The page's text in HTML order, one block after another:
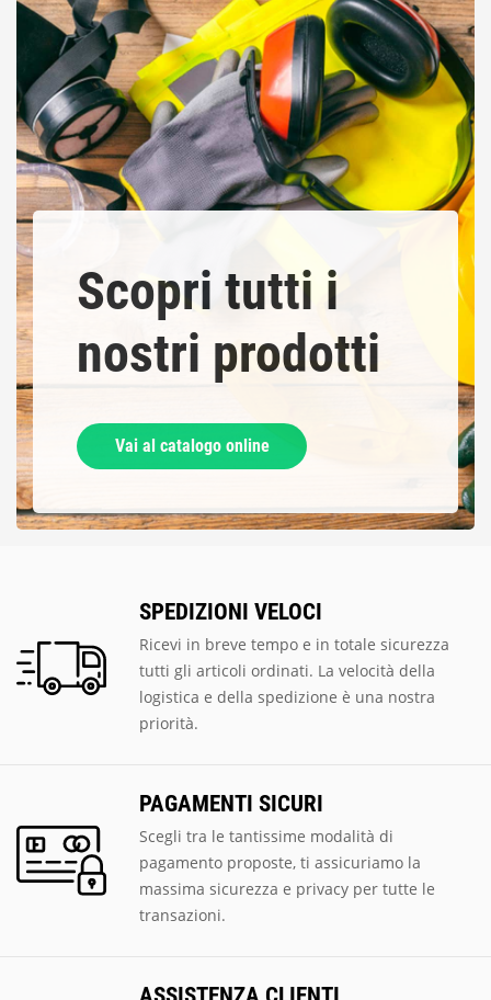
Scopri tutti i
nostri prodotti
Vai al catalogo online
SPEDIZIONI VELOCI
Ricevi in breve tempo e in totale sicurezza
tutti gli articoli ordinati. La velocità della
logistica e della spedizione è una nostra
priorità.
PAGAMENTI SICURI
Scegli tra le tantissime modalità di
pagamento proposte, ti assicuriamo la
massima sicurezza e privacy per tutte le
transazioni.